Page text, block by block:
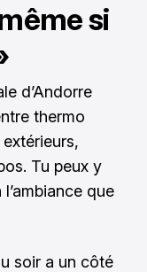
si
d’Andorre
thermo
Tu peux y
que
soir a un côté